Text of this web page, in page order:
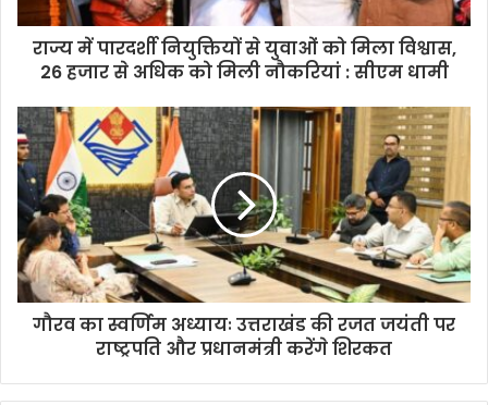
राज्य में पारदर्शी नियुक्तियों से युवाओं को मिला विश्वास,
26 हजार से अधिक को मिली नौकरियां : सीएम धामी
गौरव का स्वर्णिम अध्यायः उत्तराखंड की रजत जयंती पर
राष्ट्रपति और प्रधानमंत्री करेंगे शिरकत